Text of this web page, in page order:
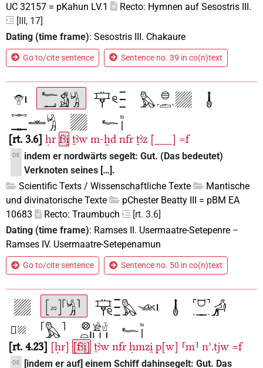
UC 32157 = pKahun LV.1
Recto: Hymnen auf Sesostris III.
[III, 17]
Dating (time frame): Sesostris III. Chakaure
Go to/cite sentence Sentence no. 39 in co(n)text
rt. 3.6 ḥr fꜣi̯ ṯꜣw m-ḫd nfr ṯꜣz [___] =f
DE
indem er nordwärts segelt: Gut. (Das bedeutet)
Verknoten seines […].
Scientific Texts / Wissenschaftliche Texte
Mantische
und divinatorische Texte
pChester Beatty III = pBM EA
10683
Recto: Traumbuch
[rt. 3.6]
Dating (time frame): Ramses II. Usermaatre-Setepenre –
Ramses IV. Usermaatre-Setepenamun
Go to/cite sentence Sentence no. 50 in co(n)text
rt. 4.23 [ḥr] [fꜣi̯] ṯꜣw nfr ḥmzi̯ p[w] ⸢m⸣ nʾ.tjw =f
DE [indem er auf] einem Schiff dahinsegelt: Gut. Das